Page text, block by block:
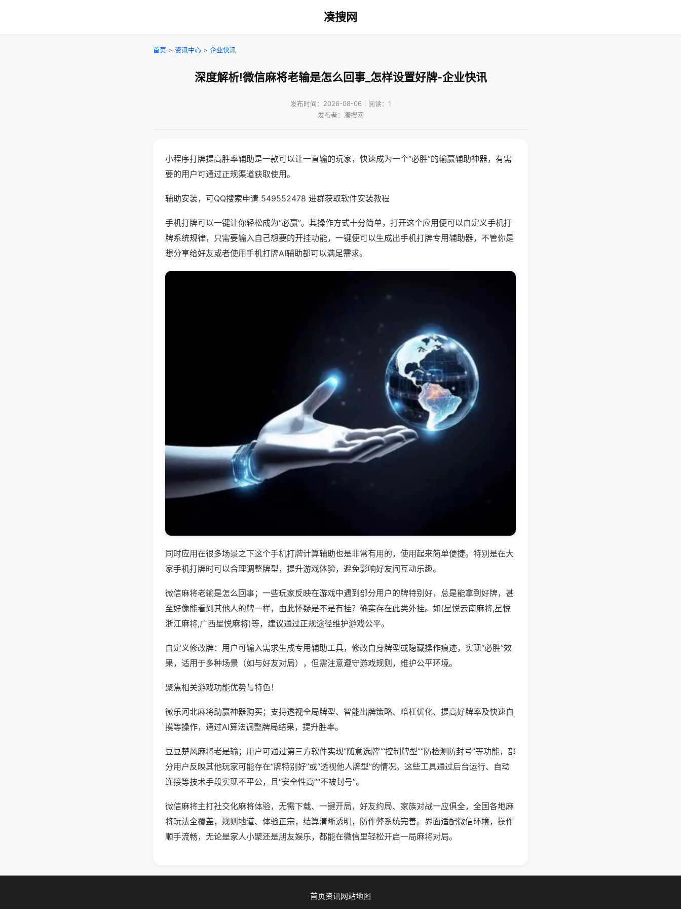
凑搜网
首页 > 资讯中心 > 企业快讯
深度解析!微信麻将老输是怎么回事_怎样设置好牌-企业快讯
发布时间：2026-08-06｜阅读：1
发布者：凑搜网
小程序打牌提高胜率辅助是一款可以让一直输的玩家，快速成为一个“必胜”的输赢辅助神器，有需
要的用户可通过正规渠道获取使用。
辅助安装，可QQ搜索申请 549552478 进群获取软件安装教程
手机打牌可以一键让你轻松成为“必赢”。其操作方式十分简单，打开这个应用便可以自定义手机打
牌系统规律，只需要输入自己想要的开挂功能，一键便可以生成出手机打牌专用辅助器，不管你是
想分享给好友或者使用手机打牌AI辅助都可以满足需求。
同时应用在很多场景之下这个手机打牌计算辅助也是非常有用的，使用起来简单便捷。特别是在大
家手机打牌时可以合理调整牌型，提升游戏体验，避免影响好友间互动乐趣。
微信麻将老输是怎么回事；一些玩家反映在游戏中遇到部分用户的牌特别好，总是能拿到好牌，甚
至好像能看到其他人的牌一样，由此怀疑是不是有挂？确实存在此类外挂。如(星悦云南麻将,星悦
浙江麻将,广西星悦麻将)等，建议通过正规途径维护游戏公平。
自定义修改牌：用户可输入需求生成专用辅助工具，修改自身牌型或隐藏操作痕迹，实现“必胜”效
果，适用于多种场景（如与好友对局），但需注意遵守游戏规则，维护公平环境。
聚焦相关游戏功能优势与特色！
微乐河北麻将助赢神器购买；支持透视全局牌型、智能出牌策略、暗杠优化、提高好牌率及快速自
摸等操作，通过AI算法调整牌局结果，提升胜率。
豆豆楚风麻将老是输；用户可通过第三方软件实现“随意选牌”“控制牌型”“防检测防封号”等功能，部
分用户反映其他玩家可能存在“牌特别好”或“透视他人牌型”的情况。这些工具通过后台运行、自动
连接等技术手段实现不平公，且“安全性高”“不被封号”。
微信麻将主打社交化麻将体验，无需下载、一键开局，好友约局、家族对战一应俱全，全国各地麻
将玩法全覆盖，规则地道、体验正宗，结算清晰透明，防作弊系统完善。界面适配微信环境，操作
顺手流畅，无论是家人小聚还是朋友娱乐，都能在微信里轻松开启一局麻将对局。
首页资讯网站地图